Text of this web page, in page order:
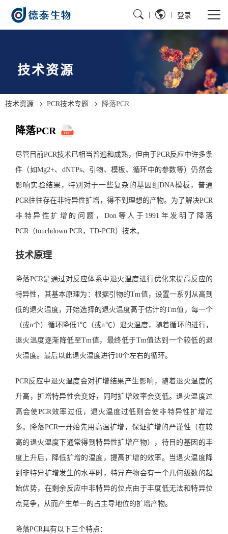
登录
技术资源
技术资源 PCR技术专题 降落PCR
降落PCR
尽管目前PCR技术已相当普遍和成熟，但由于PCR反应中许多条
件（如Mg2+、dNTPs、引物、模板、循环中的参数等）仍然会
影响实验结果，特别对于一些复杂的基因组DNA模板，普通
PCR往往存在非特异性扩增，得不到理想的产物。为了解决PCR
非特异性扩增的问题，Don等人于1991年发明了降落
PCR（touchdown PCR，TD-PCR）技术。
技术原理
降落PCR是通过对反应体系中退火温度进行优化来提高反应的
特异性，其基本原理为：根据引物的Tm值，设置一系列从高到
低的退火温度，开始选择的退火温度高于估计的Tm值，每一个
（或n个）循环降低1℃（或n℃）退火温度，随着循环的进行，
退火温度逐渐降低至Tm值，最终低于Tm值达到一个较低的退
火温度。最后以此退火温度进行10个左右的循环。
PCR反应中退火温度会对扩增结果产生影响，随着退火温度的
升高，扩增特异性会变好，同时扩增效率会变低。退火温度过
高会使PCR效率过低，退火温度过低则会使非特异性扩增过
多。降落PCR一开始先用高温扩增，保证扩增的严谨性（在较
高的退火温度下通常得到特异性扩增产物），待目的基因的丰
度上升后，降低扩增的温度，提高扩增的效率。当退火温度降
到非特异扩增发生的水平时，特异产物会有一个几何级数的起
始优势，在剩余反应中非特异的位点由于丰度低无法和特异位
点竞争，从而产生单一的占主导地位的扩增产物。
降落PCR具有以下三个特点：